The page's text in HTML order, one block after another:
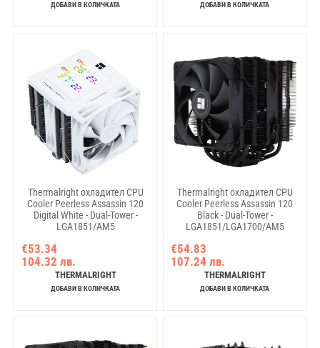
ДОБАВИ В КОЛИЧКАТА ДОБАВИ В КОЛИЧКАТА
Thermalright охладител CPU
Cooler Peerless Assassin 120
Digital White - Dual-Tower -
LGA1851/AM5
€53.34
104.32 лв.
THERMALRIGHT
ДОБАВИ В КОЛИЧКАТА
Thermalright охладител CPU
Cooler Peerless Assassin 120
Black - Dual-Tower -
LGA1851/LGA1700/AM5
€54.83
107.24 лв.
THERMALRIGHT
ДОБАВИ В КОЛИЧКАТА